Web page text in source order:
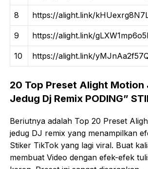
8 https://alight.link/
9 https://alight.link/
10 https://alight.link/
20 Top Preset Alight Motion
Jedug Dj Remix PODING”
Beriutnya adalah Top 20 Preset
jedug DJ remix yang menampilkan
Stiker TikTok yang lagi viral. Buat
membuat Video dengan efek-efek